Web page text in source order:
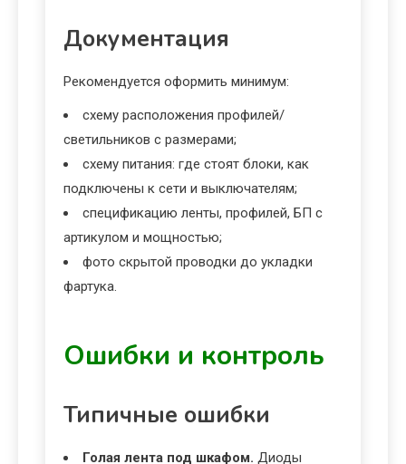
Документация
Рекомендуется оформить минимум:
схему расположения профилей/
светильников с размерами;
схему питания: где стоят блоки, как
подключены к сети и выключателям;
спецификацию ленты, профилей, БП с
артикулом и мощностью;
фото скрытой проводки до укладки
фартука.
Ошибки и контроль
Типичные ошибки
Голая лента под шкафом. Диоды